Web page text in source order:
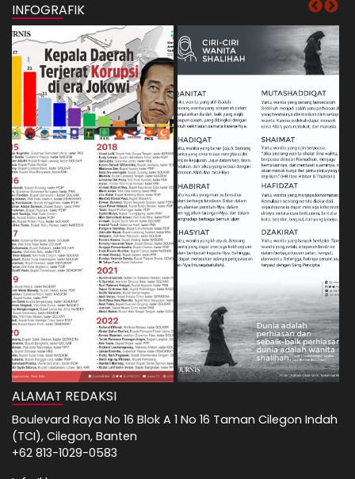
INFOGRAFIK
ALAMAT REDAKSI
Boulevard Raya No 16 Blok A 1 No 16 Taman Cilegon Indah
(TCI), Cilegon, Banten
+62 813-1029-0583